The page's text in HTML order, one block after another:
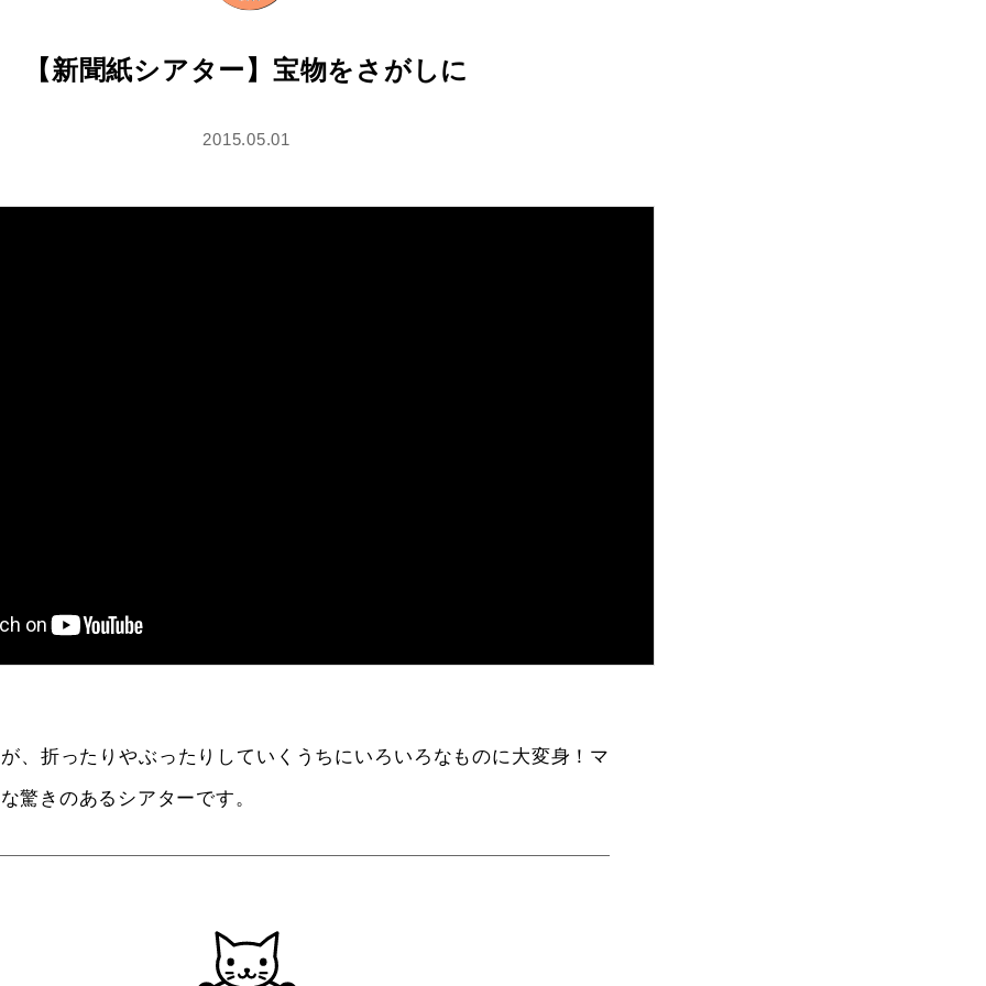
【新聞紙シアター】宝物をさがしに
2015.05.01
、折ったりやぶったりしていくうちにいろいろなものに大変身！マ
驚きのあるシアターです。